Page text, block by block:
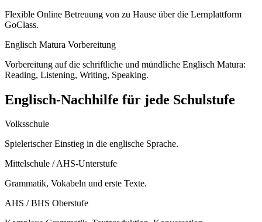
Flexible Online Betreuung von zu Hause über die Lernplattform
GoClass.
Englisch Matura Vorbereitung
Vorbereitung auf die schriftliche und mündliche Englisch Matura:
Reading, Listening, Writing, Speaking.
Englisch-Nachhilfe für jede Schulstufe
Volksschule
Spielerischer Einstieg in die englische Sprache.
Mittelschule / AHS-Unterstufe
Grammatik, Vokabeln und erste Texte.
AHS / BHS Oberstufe